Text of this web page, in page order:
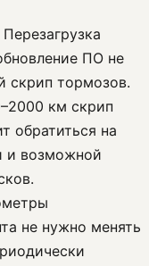
Перезагрузка
ПО не
скрип тормозов.
км скрип
обратиться на
и возможной
не нужно менять